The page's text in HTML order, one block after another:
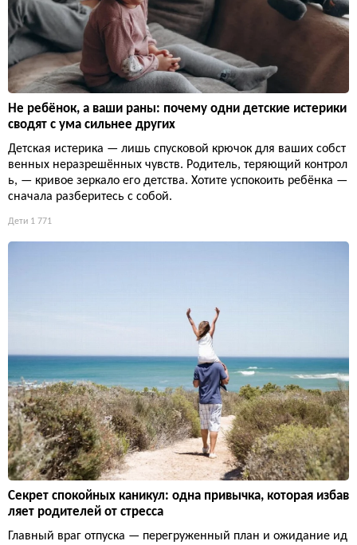
Не ребёнок, а ваши раны: почему одни детские истерики
сводят с ума сильнее других
Детская истерика — лишь спусковой крючок для ваших собст
венных неразрешённых чувств. Родитель, теряющий контрол
ь, — кривое зеркало его детства. Хотите успокоить ребёнка —
сначала разберитесь с собой.
Дети 1 771
Секрет спокойных каникул: одна привычка, которая избав
ляет родителей от стресса
Главный враг отпуска — перегруженный план и ожидание ид